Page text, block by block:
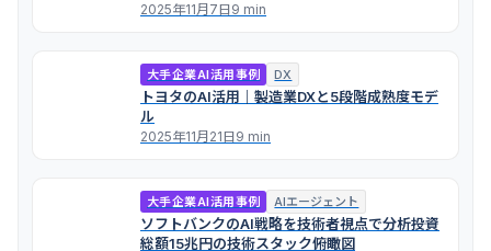
2025年11月7日9 min
大手企業AI活用事例 DX
トヨタのAI活用｜製造業DXと5段階成熟度モデ
ル
2025年11月21日9 min
大手企業AI活用事例 AIエージェント
ソフトバンクのAI戦略を技術者視点で分析――投資
総額15兆円の技術スタック俯瞰図